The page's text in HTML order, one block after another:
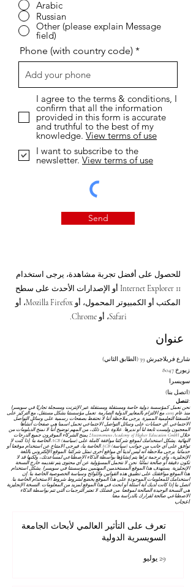
Arabic
Russian
Other (please explain Message
field)
Phone (with country code)
I agree to the terms & conditions, I
confirm that all the information
provided in this form is accurate
and truthful to the best of my
knowledge. View terms of use
I want to subscribe to the
newsletter. View terms of use
Send
للحصول على أفضل تجربة مشاهدة، يرجى استخدام
Internet Explorer 11 أو الإصدارات الأحدث على سطح
المكتب أو الكمبيوتر المحمول، أو Mozilla Firefox، أو
Safari، أو Chrome.
عنوان
شارع فريلاجيرش 39 (الطابق الثاني)
8047 زيورخ
سويسرا
(اتصل بنا)
تنصل:
نحن نعمل كمؤسسة دولية خاصة ومستقلة ومستقلة عبر الإنترنت ومسجلة تجاريًا في سويسرا
منذ عام 2013، مع الالتزام بالمعايير الدولية الصارمة. تعمل مؤسستنا بشكل مستقل، مع التركيز على
فلسفتنا التعليمية المميزة. يرجى ملاحظة أننا لا نحتفظ بصفحات رسمية على وسائل التواصل
الاجتماعي. أي حسابات على وسائل التواصل الاجتماعي تحمل اسمنا هي صفحات أنشأها
المعجبون وليست تابعة لنا أو نديرها. علاوة على ذلك، من المهم توضيح أننا لا نمنح الدبلومات من
خلال Autonomous Academy of Higher Education GmbH؛ يمنح الشركاء الموقرون جميع الدرجات
النهائية. يشكل استخدامك لموقع شركتنا موافقة كاملة على (سياسة) AGB
الخاصة بنا. إذا كنت لا
توافق على أي جانب من جوانب (سياسة) AGB
الخاصة بنا، فيرجى الامتناع عن استخدام موقعنا أو
خدماتنا. يرجى ملاحظة أنه ليس لدينا أي مواقع أخرى تمثل شركتنا. الموقع الإلكتروني باللغة
الإنجليزية، وأي ترجمة تراها يتم إنشاؤها بواسطة الذكاء الاصطناعي لمساعدتك، ولكنها قد لا
تكون دقيقة أو صالحة تمامًا. نحن لا نتحمل المسؤولية عن أي محتوى يتم تقديمه خارج النسخة
الإنجليزية. يستهدف هذا الموقع المستخدمين المهتمين بمؤسستنا في سويسرا. يشكل استخدام
هذا الموقع موافقتك على تطبيق هذه القوانين واللوائح وسياسة الخصوصية الخاصة بنا. إن
استخدامك للمعلومات الموجودة على هذا الموقع يخضع لشروط شروط الاستخدامالخاصة بنا.
اتصل بنا إذا كانت لديك أية أسئلة أو ابحث في هذا الموقع لمزيد من المعلومات. النسخة الإنجليزية
هي النسخة الوحيدة الصالحة لموقعنا. من فضلك لا تعتبر الترجمات التي تتم بواسطة الذكاء
الاصطناعي صالحة لقرارك بالدراسة معنا.
اعجاب
تعرف على التأثير العالمي لأبحاث الجامعة
السويسرية الدولية
29 يوليو